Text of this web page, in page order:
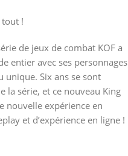
tout !
de jeux de combat KOF a
entier avec ses personnages
unique. Six ans se sont
la série, et ce nouveau King
nouvelle expérience en
et d’expérience en ligne !